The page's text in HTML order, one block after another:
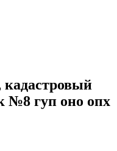
кадастровый
№8 гуп оно опх